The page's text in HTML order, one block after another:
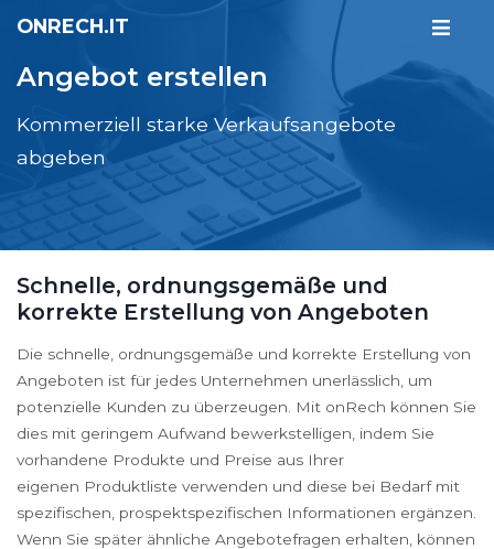
ONRECH.IT
Angebot erstellen
Kommerziell starke Verkaufsangebote
abgeben
Schnelle, ordnungsgemäße und
korrekte Erstellung von Angeboten
Die schnelle, ordnungsgemäße und korrekte Erstellung von
Angeboten ist für jedes Unternehmen unerlässlich, um
potenzielle Kunden zu überzeugen. Mit onRech können Sie
dies mit geringem Aufwand bewerkstelligen, indem Sie
vorhandene Produkte und Preise aus Ihrer
eigenen Produktliste verwenden und diese bei Bedarf mit
spezifischen, prospektspezifischen Informationen ergänzen.
Wenn Sie später ähnliche Angebotefragen erhalten, können